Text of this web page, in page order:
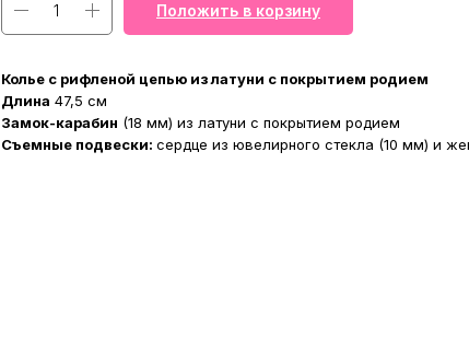
Положить в корзину
Колье с рифленой цепью из латуни с покрытием родием
Длина 47,5 см
Замок-карабин (18 мм) из латуни с покрытием родием
Съемные подвески: сердце из ювелирного стекла (10 мм) и